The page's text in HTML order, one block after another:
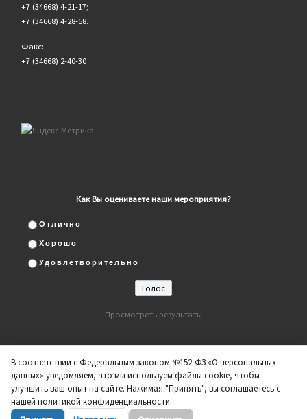
+7 (34668) 4-21-17;
+7 (34668) 4-28-58.
Факс:
+7 (34668) 2-40-30
Как Вы оцениваете наши мероприятия?
Отлично
Хорошо
Удовлетворительно
Просмотреть результаты
© 2026ДК "Нефтяник"– Все права защищены
В соответствии с Федеральным законом №152-ФЗ «О персональных
данных» уведомляем, что мы используем файлы cookie, чтобы
улучшить ваш опыт на сайте. Нажимая "Принять", вы соглашаетесь с
нашей политикой конфиденциальности.